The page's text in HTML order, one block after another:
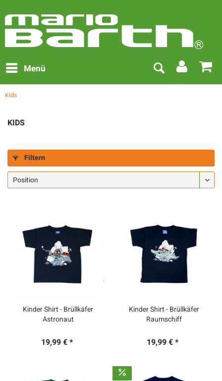
Menü
Kids
KIDS
Filtern
Kinder Shirt - Brüllkäfer
Astronaut
19,99 € *
Kinder Shirt - Brüllkäfer
Raumschiff
19,99 € *